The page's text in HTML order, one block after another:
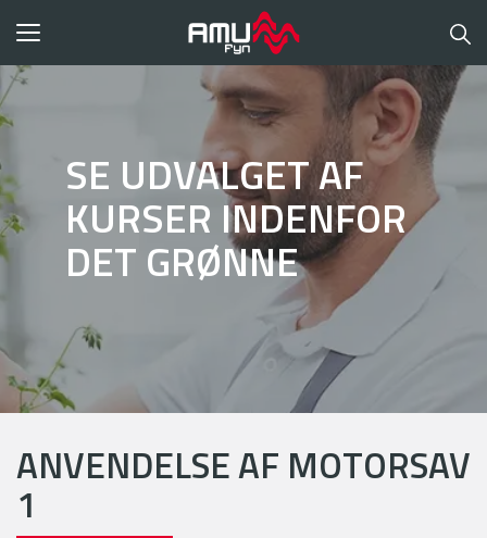
Toggle
SE UDVALGET AF
KURSER INDENFOR
DET GRØNNE
ANVENDELSE AF MOTORSAV
1